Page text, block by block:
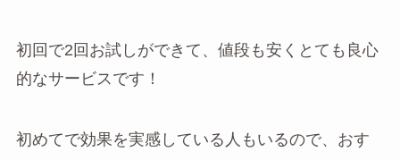
初回で2回お試しができて、値段も安くとても良心
的なサービスです！
初めてで効果を実感している人もいるので、おす